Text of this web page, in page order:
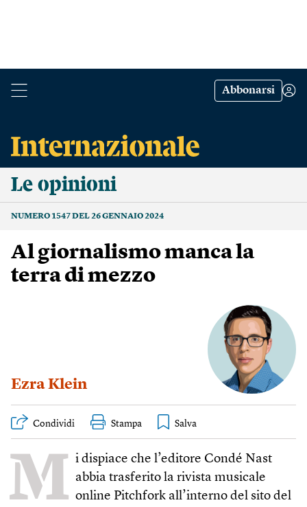
Abbonarsi
Le opinioni
NUMERO 1547 DEL 26 GENNAIO 2024
Al giornalismo manca la
terra di mezzo
Ezra Klein
Condividi Stampa
M i dispiace che l’editore Condé Nast
abbia trasferito la rivista musicale
online Pitchfork all’interno del sito del